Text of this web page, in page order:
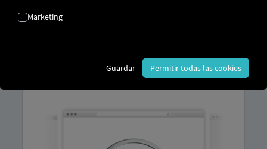
. Solo necesita una cuenta
encontrará una explicación sobre cómo
conectar fácilmente sus vehículos usted
Marketing
Guardar Permitir todas las cookies